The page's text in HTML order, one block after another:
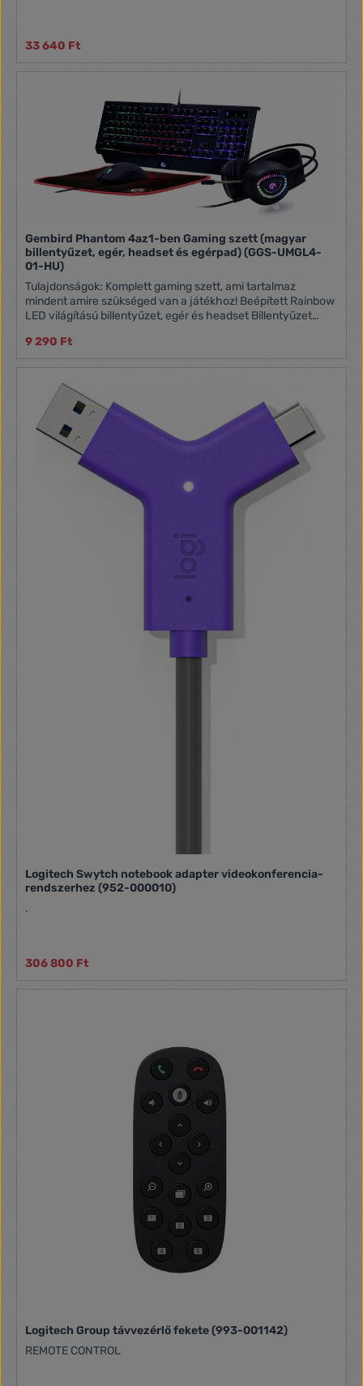
33 640 Ft
Gembird Phantom 4az1-ben Gaming szett (magyar
billentyűzet, egér, headset és egérpad) (GGS-UMGL4-
01-HU)
Tulajdonságok: Komplett gaming szett, ami tartalmaz
mindent amire szükséged van a játékhoz! Beépített Rainbow
LED világítású billentyűzet, egér és headset Billentyűzet
(felbontás 800-1600 dpi) Sztereó fejhallgató mikrofonnal és
in-line hangerő-szabályozóval Gaming egérpad (300 x 250
9 290 Ft
Logitech Swytch notebook adapter videokonferencia-
rendszerhez (952-000010)
.
306 800 Ft
Logitech Group távvezérlő fekete (993-001142)
REMOTE CONTROL